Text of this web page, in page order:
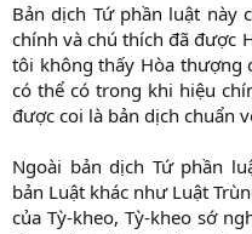
Bản dịch Tứ phần luật này
chính và chú thích đã được
tôi không thấy Hòa thượng
có thể có trong khi hiệu
được coi là bản dịch chuẩn
Ngoài bản dịch Tứ phần
bản Luật khác như Luật
của Tỳ-kheo, Tỳ-kheo sớ